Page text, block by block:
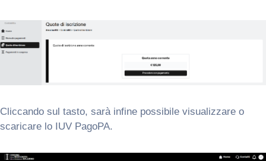
Cliccando sul tasto, sarà infine possibile visualizzare o
scaricare lo IUV PagoPA.